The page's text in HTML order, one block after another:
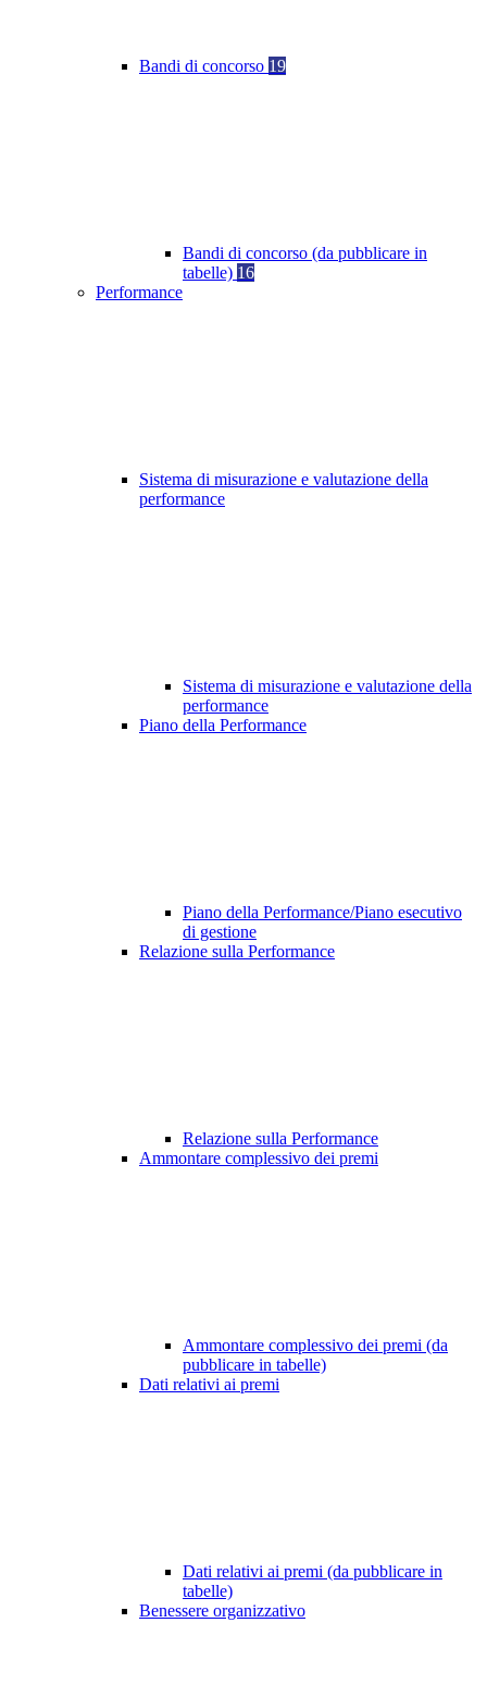
Bandi di concorso 19
Bandi di concorso (da pubblicare in
tabelle) 16
Performance
Sistema di misurazione e valutazione della
performance
Sistema di misurazione e valutazione della
performance
Piano della Performance
Piano della Performance/Piano esecutivo
di gestione
Relazione sulla Performance
Relazione sulla Performance
Ammontare complessivo dei premi
Ammontare complessivo dei premi (da
pubblicare in tabelle)
Dati relativi ai premi
Dati relativi ai premi (da pubblicare in
tabelle)
Benessere organizzativo